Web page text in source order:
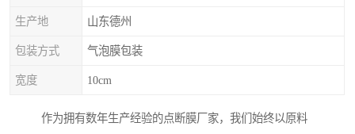
生产地 山东德州
包装方式 气泡膜包装
宽度 10cm
作为拥有数年生产经验的点断膜厂家，我们始终以原料